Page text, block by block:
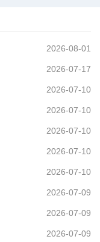
2026-08-01
2026-07-17
2026-07-10
2026-07-10
2026-07-10
2026-07-10
2026-07-10
2026-07-09
2026-07-09
2026-07-09